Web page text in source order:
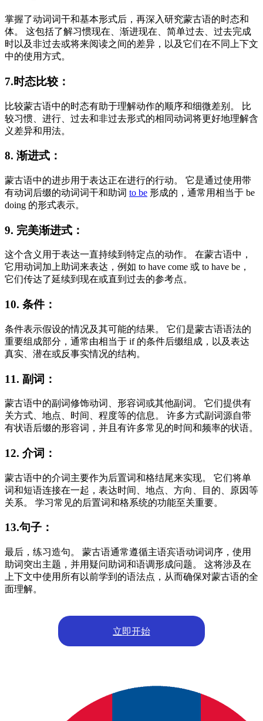
掌握了动词词干和基本形式后，再深入研究蒙古语的时态和
体。 这包括了解习惯现在、渐进现在、简单过去、过去完成
时以及非过去或将来阅读之间的差异，以及它们在不同上下文
中的使用方式。
7.时态比较：
比较蒙古语中的时态有助于理解动作的顺序和细微差别。 比
较习惯、进行、过去和非过去形式的相同动词将更好地理解含
义差异和用法。
8. 渐进式：
蒙古语中的进步用于表达正在进行的行动。 它是通过使用带
有动词后缀的动词词干和助词 to be 形成的，通常用相当于 be
doing 的形式表示。
9. 完美渐进式：
这个含义用于表达一直持续到特定点的动作。 在蒙古语中，
它用动词加上助词来表达，例如 to have come 或 to have be，
它们传达了延续到现在或直到过去的参考点。
10. 条件：
条件表示假设的情况及其可能的结果。 它们是蒙古语语法的
重要组成部分，通常由相当于 if 的条件后缀组成，以及表达
真实、潜在或反事实情况的结构。
11. 副词：
蒙古语中的副词修饰动词、形容词或其他副词。 它们提供有
关方式、地点、时间、程度等的信息。 许多方式副词源自带
有状语后缀的形容词，并且有许多常见的时间和频率的状语。
12. 介词：
蒙古语中的介词主要作为后置词和格结尾来实现。 它们将单
词和短语连接在一起，表达时间、地点、方向、目的、原因等
关系。 学习常见的后置词和格系统的功能至关重要。
13.句子：
最后，练习造句。 蒙古语通常遵循主语宾语动词词序，使用
助词突出主题，并用疑问助词和语调形成问题。 这将涉及在
上下文中使用所有以前学到的语法点，从而确保对蒙古语的全
面理解。
立即开始